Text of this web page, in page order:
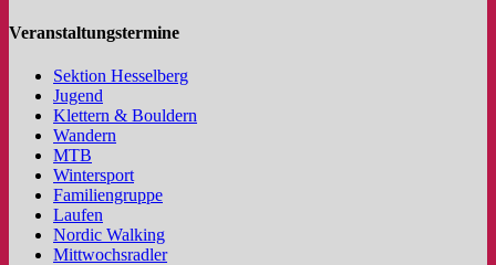
Veranstaltungstermine
Sektion Hesselberg
Jugend
Klettern & Bouldern
Wandern
MTB
Wintersport
Familiengruppe
Laufen
Nordic Walking
Mittwochsradler